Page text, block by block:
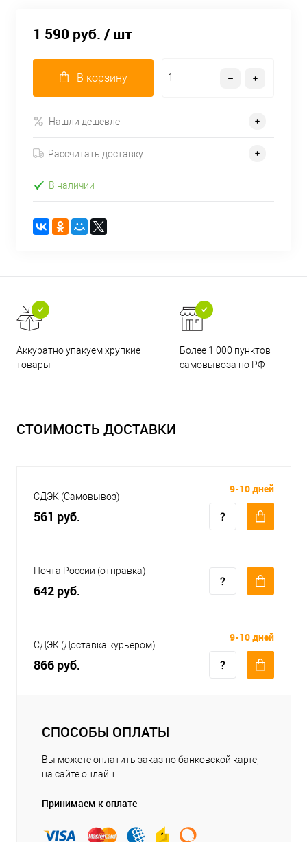
1 590 руб. / шт
В корзину
Нашли дешевле
Рассчитать доставку
В наличии
Аккуратно упакуем хрупкие
товары
Более 1 000 пунктов
самовывоза по РФ
СТОИМОСТЬ ДОСТАВКИ
СДЭК (Самовывоз)
561 руб.
9-10 дней
Почта России (отправка)
642 руб.
СДЭК (Доставка курьером)
866 руб.
9-10 дней
СПОСОБЫ ОПЛАТЫ
Вы можете оплатить заказ по банковской карте,
на сайте онлайн.
Принимаем к оплате